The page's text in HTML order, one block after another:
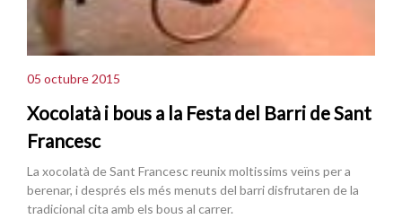
05 octubre 2015
Xocolatà i bous a la Festa del Barri de Sant
Francesc
La xocolatà de Sant Francesc reunix moltissims veïns per a
berenar, i després els més menuts del barri disfrutaren de la
tradicional cita amb els bous al carrer.